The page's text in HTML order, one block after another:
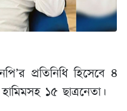
প্রতিনিধি হিসেবে ৪
১৫ ছাত্রনেতা।